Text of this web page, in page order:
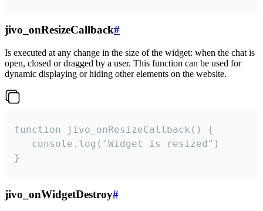
jivo_onResizeCallback#
Is executed at any change in the size of the widget: when the chat is
open, closed or dragged by a user. This function can be used for
dynamic displaying or hiding other elements on the website.
function jivo_onResizeCallback() {
   console.log("Widget is resized")
}
jivo_onWidgetDestroy#